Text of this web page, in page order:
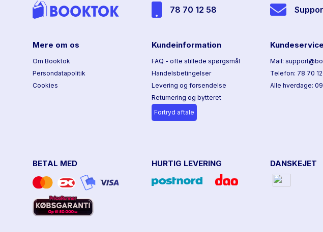
78 70 12 58
Mere om os
Om Booktok
Persondatapolitik
Cookies
Kundeinformation
FAQ - ofte stillede spørgsmål
Handelsbetingelser
Levering og forsendelse
Returnering og bytteret
Fortryd aftale
Kundeservice
Mail:
Telefon: 78 70
Alle hverdage:
BETAL MED HURTIG LEVERING DANSKEJET